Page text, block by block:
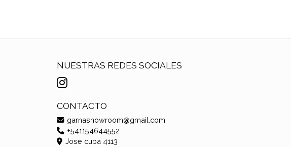
NUESTRAS REDES SOCIALES
CONTACTO
garnashowroom@gmail.com
+541154644552
Jose cuba 4113